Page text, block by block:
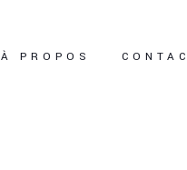
À PROPOS